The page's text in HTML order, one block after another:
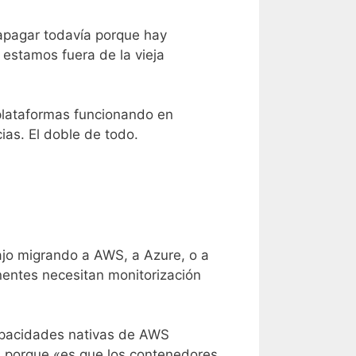
todavía porque hay
fuera de la vieja
funcionando en
El doble de todo.
migrando a AWS, a Azure, o a
necesitan monitorización
nativas de AWS